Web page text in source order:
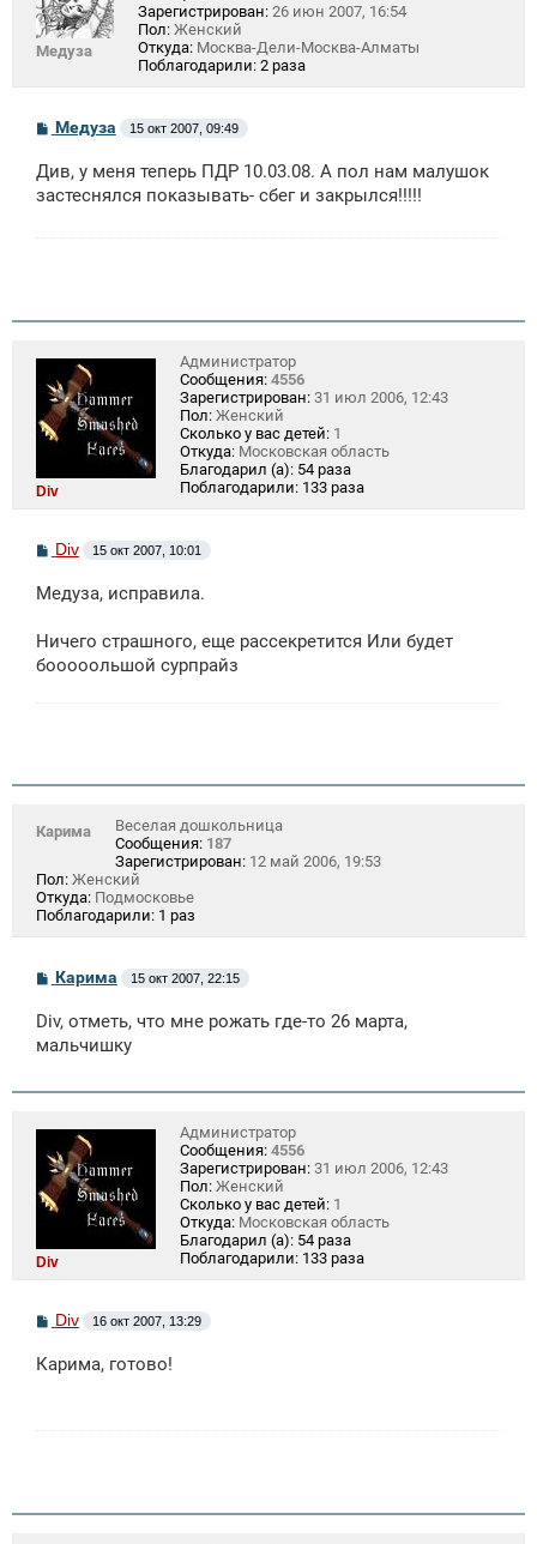
Медуза
Зарегистрирован: 26 июн 2007, 16:54
Пол: Женский
Откуда: Москва-Дели-Москва-Алматы
Поблагодарили: 2 раза
С
о
б
щ
Медуза 15 окт 2007, 09:49
Див, у меня теперь ПДР 10.03.08. А пол нам малушок
застеснялся показывать- сбег и закрылся!!!!!
Div
Администратор
Сообщения: 4556
Зарегистрирован: 31 июл 2006, 12:43
Пол: Женский
Сколько у вас детей: 1
Откуда: Московская область
Благодарил (а): 54 раза
Поблагодарили: 133 раза
С
о
б
н
и
Div 15 окт 2007, 10:01
Медуза, исправила.
Ничего страшного, еще рассекретится Или будет
бооооольшой сурпрайз
Карима
Веселая дошкольница
Сообщения: 187
Зарегистрирован: 12 май 2006, 19:53
Пол: Женский
Откуда: Подмосковье
Поблагодарили: 1 раз
С
б
щ
и
Карима 15 окт 2007, 22:15
Div, отметь, что мне рожать где-то 26 марта,
мальчишку
Div
Администратор
Сообщения: 4556
Зарегистрирован: 31 июл 2006, 12:43
Пол: Женский
Сколько у вас детей: 1
Откуда: Московская область
Благодарил (а): 54 раза
Поблагодарили: 133 раза
С
б
Div 16 окт 2007, 13:29
Карима, готово!